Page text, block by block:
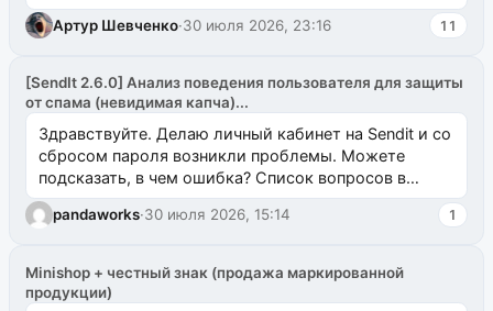
Артур Шевченко·30 июля 2026, 23:16 11
[SendIt 2.6.0] Анализ поведения пользователя для защиты
от спама (невидимая капча)...
Здравствуйте. Делаю личный кабинет на Sendit и со
сбросом пароля возникли проблемы. Можете
подсказать, в чем ошибка? Список вопросов в
одноименном разделе на modx.pro пока пуст, и,...
pandaworks·30 июля 2026, 15:14 1
Minishop + честный знак (продажа маркированной
продукции)